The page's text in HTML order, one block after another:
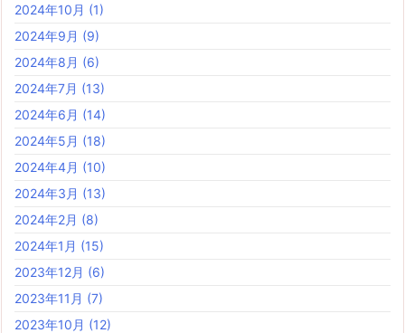
2024年10月 (1)
2024年9月 (9)
2024年8月 (6)
2024年7月 (13)
2024年6月 (14)
2024年5月 (18)
2024年4月 (10)
2024年3月 (13)
2024年2月 (8)
2024年1月 (15)
2023年12月 (6)
2023年11月 (7)
2023年10月 (12)